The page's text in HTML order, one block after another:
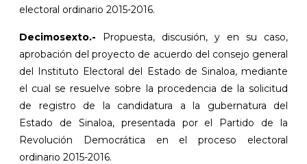
electoral ordinario 2015-2016.
Decimosexto.- Propuesta, discusión, y en su caso,
aprobación del proyecto de acuerdo del consejo general
del Instituto Electoral del Estado de Sinaloa, mediante
el cual se resuelve sobre la procedencia de la solicitud
de registro de la candidatura a la gubernatura del
Estado de Sinaloa, presentada por el Partido de la
Revolución Democrática en el proceso electoral
ordinario 2015-2016.